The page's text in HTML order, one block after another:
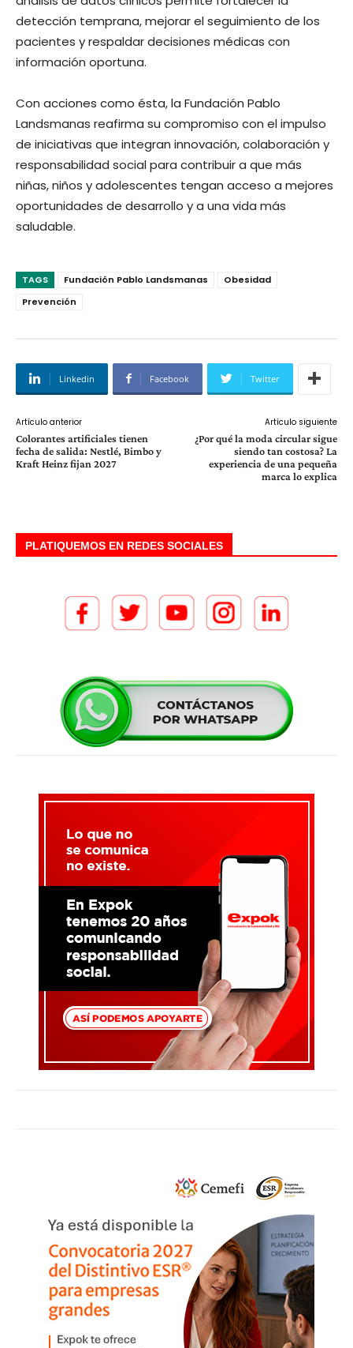
detección temprana, mejorar el seguimiento de los
pacientes y respaldar decisiones médicas con
información oportuna.
Con acciones como ésta, la Fundación Pablo
Landsmanas reafirma su compromiso con el impulso
de iniciativas que integran innovación, colaboración y
responsabilidad social para contribuir a que más
niñas, niños y adolescentes tengan acceso a mejores
oportunidades de desarrollo y a una vida más
saludable.
TAGS Fundación Pablo Landsmanas
Obesidad
Prevención
Linkedin Facebook Twitter
Artículo anterior
Colorantes artificiales tienen
fecha de salida: Nestlé, Bimbo y
Kraft Heinz fijan 2027
Artículo siguiente
¿Por qué la moda circular sigue
siendo tan costosa? La
experiencia de una pequeña
marca lo explica
PLATIQUEMOS EN REDES SOCIALES